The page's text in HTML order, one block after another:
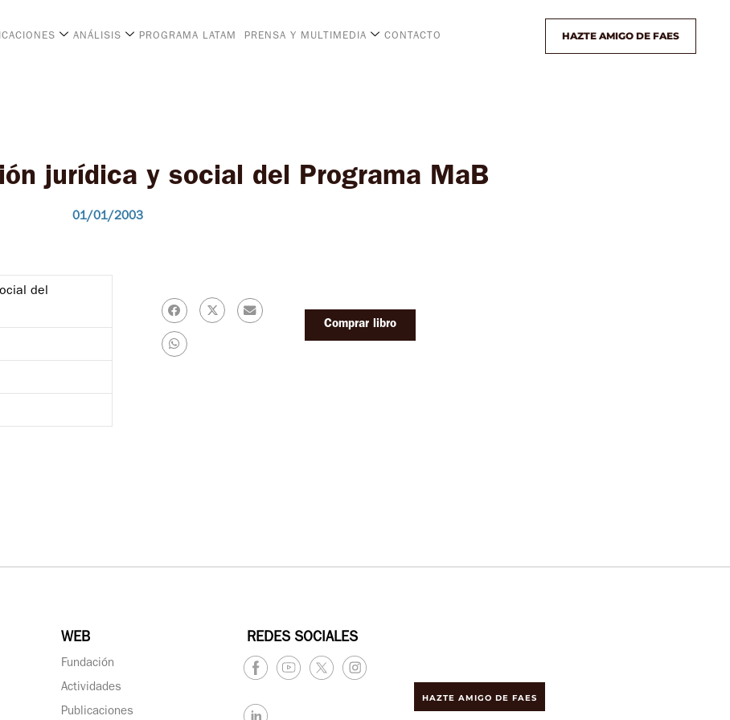
ANÁLISIS PROGRAMA LATAM PRENSA Y MULTIMEDIA CONTACTO HAZTE AMIGO DE FAES
jurídica y social del Programa MaB
01/01/2003
del
Comprar libro
WEB
Fundación
Actividades
Publicaciones
REDES SOCIALES
HAZTE AMIGO DE FAES